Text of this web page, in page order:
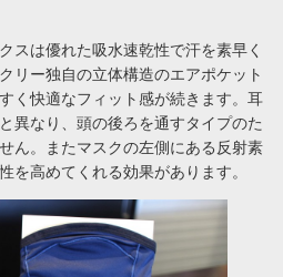
スは優れた吸水速乾性で汗を素早く
リー独自の立体構造のエアポケット
く快適なフィット感が続きます。耳
異なり、頭の後ろを通すタイプのた
ん。またマスクの左側にある反射素
を高めてくれる効果があります。